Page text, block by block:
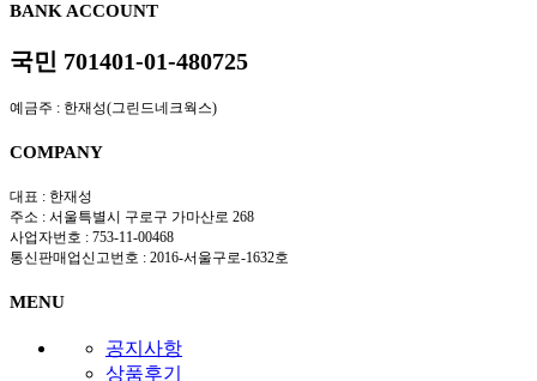
BANK ACCOUNT
국민 701401-01-480725
예금주 : 한재성(그린드네크웍스)
COMPANY
대표 : 한재성
주소 : 서울특별시 구로구 가마산로 268
사업자번호 : 753-11-00468
통신판매업신고번호 : 2016-서울구로-1632호
MENU
공지사항
상품후기